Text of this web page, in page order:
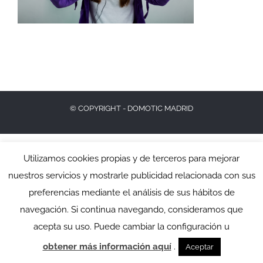
© COPYRIGHT - DOMOTIC MADRID
Utilizamos cookies propias y de terceros para mejorar
nuestros servicios y mostrarle publicidad relacionada con sus
preferencias mediante el análisis de sus hábitos de
navegación. Si continua navegando, consideramos que
acepta su uso. Puede cambiar la configuración u
obtener más información aquí. Aceptar